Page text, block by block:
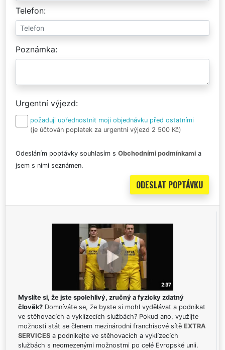
Telefon
Poznámka
Urgentní výjezd
požaduji upřednostnit moji objednávku před ostatními
(je účtován poplatek za urgentní výjezd 2 500 Kč)
Odesláním poptávky souhlasím s Obchodními podmínkami a
jsem s nimi seznámen.
Myslíte si, že jste spolehlivý, zručný a fyzicky zdatný
člověk? Domníváte se, že byste si mohl vydělávat a podnikat
ve stěhovacích a vyklízecích službách? Pokud ano, využijte
možnosti stát se členem mezinárodní franchisové sítě EXTRA
SERVICES a podnikejte ve stěhovacích a vyklízecích
službách s neomezenými možnostmi po celé Evropské unii.